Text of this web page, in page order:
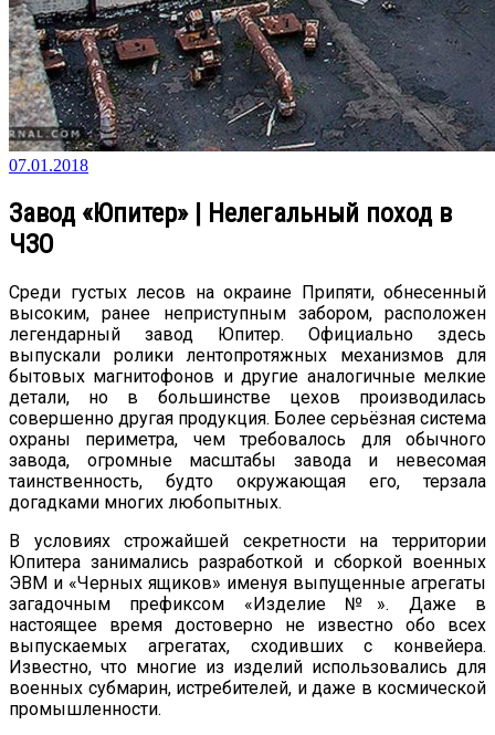
07.01.2018
Завод «Юпитер» | Нелегальный поход в
ЧЗО
Среди густых лесов на окраине Припяти, обнесенный
высоким, ранее неприступным забором, расположен
легендарный завод Юпитер. Официально здесь
выпускали ролики лентопротяжных механизмов для
бытовых магнитофонов и другие аналогичные мелкие
детали, но в большинстве цехов производилась
совершенно другая продукция. Более серьёзная система
охраны периметра, чем требовалось для обычного
завода, огромные масштабы завода и невесомая
таинственность, будто окружающая его, терзала
догадками многих любопытных.
В условиях строжайшей секретности на территории
Юпитера занимались разработкой и сборкой военных
ЭВМ и «Черных ящиков» именуя выпущенные агрегаты
загадочным префиксом «Изделие №». Даже в
настоящее время достоверно не известно обо всех
выпускаемых агрегатах, сходивших с конвейера.
Известно, что многие из изделий использовались для
военных субмарин, истребителей, и даже в космической
промышленности.